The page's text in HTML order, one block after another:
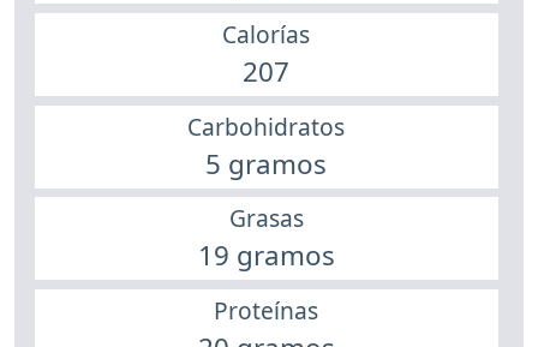
Calorías
207
Carbohidratos
5 gramos
Grasas
19 gramos
Proteínas